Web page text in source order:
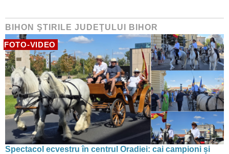
BIHON ŞTIRILE JUDEŢULUI BIHOR
FOTO-VIDEO
Spectacol ecvestru în centrul Oradiei: cai campioni și